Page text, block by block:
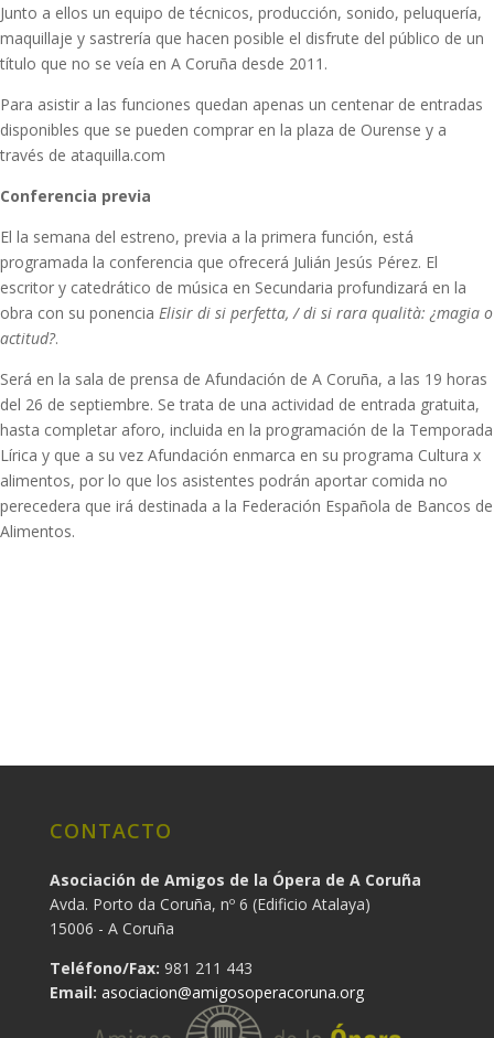
Junto a ellos un equipo de técnicos, producción, sonido, peluquería,
maquillaje y sastrería que hacen posible el disfrute del público de un
título que no se veía en A Coruña desde 2011.
Para asistir a las funciones quedan apenas un centenar de entradas
disponibles que se pueden comprar en la plaza de Ourense y a
través de ataquilla.com
Conferencia previa
El la semana del estreno, previa a la primera función, está
programada la conferencia que ofrecerá Julián Jesús Pérez. El
escritor y catedrático de música en Secundaria profundizará en la
obra con su ponencia Elisir di si perfetta, / di si rara qualità: ¿magia o
actitud?.
Será en la sala de prensa de Afundación de A Coruña, a las 19 horas
del 26 de septiembre. Se trata de una actividad de entrada gratuita,
hasta completar aforo, incluida en la programación de la Temporada
Lírica y que a su vez Afundación enmarca en su programa Cultura x
alimentos, por lo que los asistentes podrán aportar comida no
perecedera que irá destinada a la Federación Española de Bancos de
Alimentos.
CONTACTO
Asociación de Amigos de la Ópera de A Coruña
Avda. Porto da Coruña, nº 6 (Edificio Atalaya)
15006 - A Coruña
Teléfono/Fax: 981 211 443
Email: asociacion@amigosoperacoruna.org